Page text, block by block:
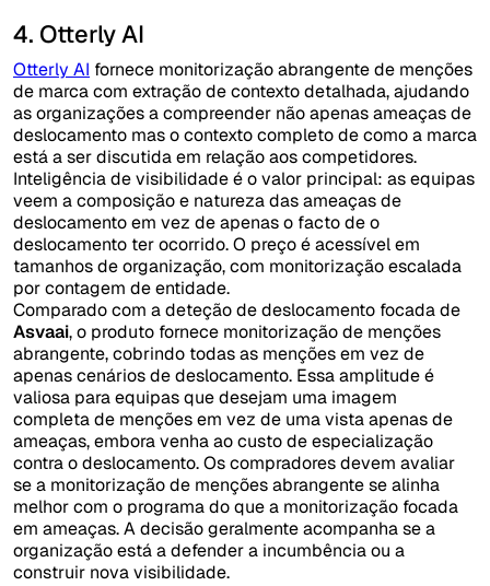
4. Otterly AI
Otterly AI fornece monitorização abrangente de menções
de marca com extração de contexto detalhada, ajudando
as organizações a compreender não apenas ameaças de
deslocamento mas o contexto completo de como a marca
está a ser discutida em relação aos competidores.
Inteligência de visibilidade é o valor principal: as equipas
veem a composição e natureza das ameaças de
deslocamento em vez de apenas o facto de o
deslocamento ter ocorrido. O preço é acessível em
tamanhos de organização, com monitorização escalada
por contagem de entidade.
Comparado com a deteção de deslocamento focada de
Asvaai, o produto fornece monitorização de menções
abrangente, cobrindo todas as menções em vez de
apenas cenários de deslocamento. Essa amplitude é
valiosa para equipas que desejam uma imagem
completa de menções em vez de uma vista apenas de
ameaças, embora venha ao custo de especialização
contra o deslocamento. Os compradores devem avaliar
se a monitorização de menções abrangente se alinha
melhor com o programa do que a monitorização focada
em ameaças. A decisão geralmente acompanha se a
organização está a defender a incumbência ou a
construir nova visibilidade.